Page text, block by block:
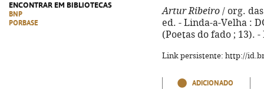
ENCONTRAR EM BIBLIOTECAS
BNP
PORBASE
Artur Ribeiro / org.
ed. - Linda-a-Velha :
(Poetas do fado ; 13). -
Link persistente: http://
ADICIONADO